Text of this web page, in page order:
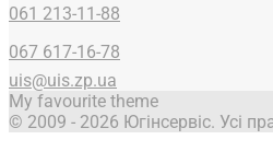
061 213-11-88
067 617-16-78
uis@uis.zp.ua
My favourite theme
© 2009 - 2026 Югінсервіс. Усі